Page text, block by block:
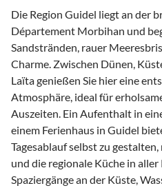
Die Region Guidel liegt an der
Département Morbihan und
Sandstränden, rauer
Charme. Zwischen Dünen,
Laïta genießen Sie hier eine
Atmosphäre, ideal für
Auszeiten. Ein Aufenthalt in
einem Ferienhaus in Guidel
Tagesablauf selbst zu
und die regionale Küche in
Spaziergänge an der Küste,